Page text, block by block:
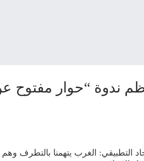
ندوة “حوار مفتوح
التطبيقي: الغرب يتهمنا بالتطرف